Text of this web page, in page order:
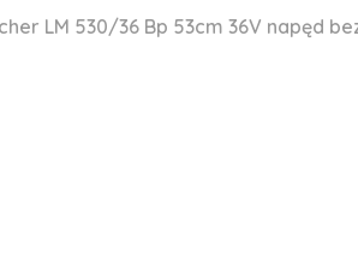
LM 530/36 Bp 53cm 36V napęd